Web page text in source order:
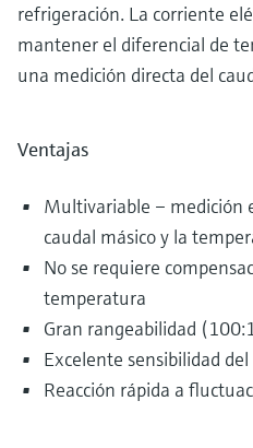
refrigeración. La corriente
mantener el diferencial de
una medición directa del
Ventajas
Multivariable – medición
caudal másico y la
No se requiere
temperatura
Gran rangeabilidad
Excelente sensibilidad
Reacción rápida a